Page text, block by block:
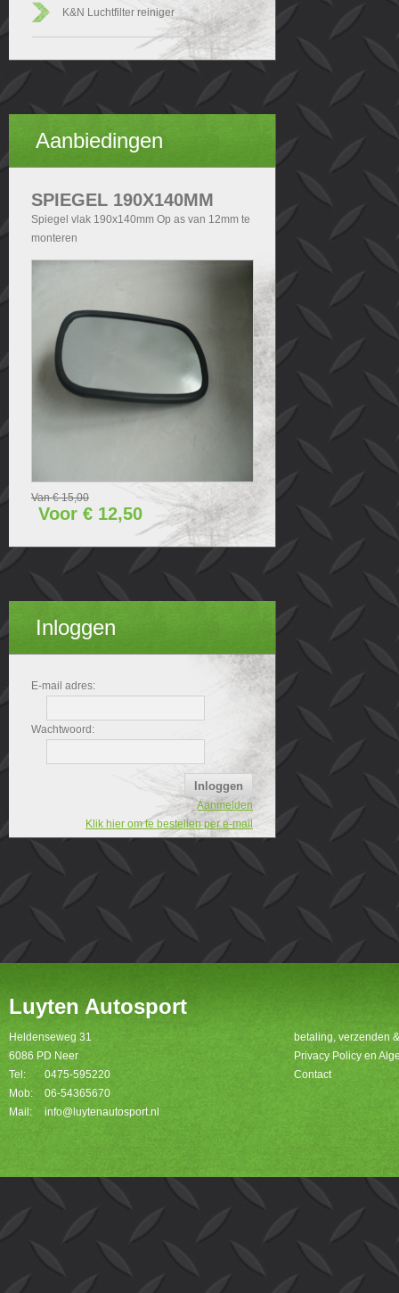
K&N Luchtfilter reiniger
Aanbiedingen
SPIEGEL 190X140MM
Spiegel vlak 190x140mm Op as van 12mm te
monteren
Van € 15,00
Voor € 12,50
Inloggen
E-mail adres:
Wachtwoord:
Aanmelden
Klik hier om te bestellen per e-mail
Luyten Autosport
Heldenseweg 31
6086 PD Neer
Tel:
0475-595220
Mob:
06-54365670
Mail:
info@luytenautosport.nl
betaling, verzenden
Privacy Policy en
Contact